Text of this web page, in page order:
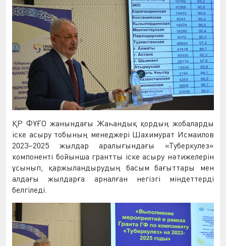
ҚР ФҰҒО жанындағы Жаһандық қордың жобаларды
іске асыру тобының менеджері Шахимурат Исмаилов
2023–2025 жылдар аралығындағы «Туберкулез»
компоненті бойынша грантты іске асыру нәтижелерін
ұсынып, қаржыландырудың басым бағыттары мен
алдағы жылдарға арналған негізгі міндеттерді
белгіледі.